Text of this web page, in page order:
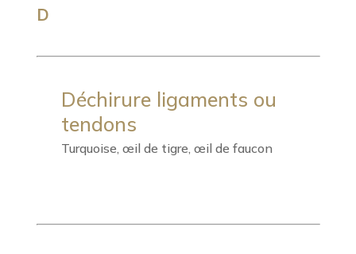
D
Déchirure ligaments ou
tendons
Turquoise, œil de tigre, œil de faucon